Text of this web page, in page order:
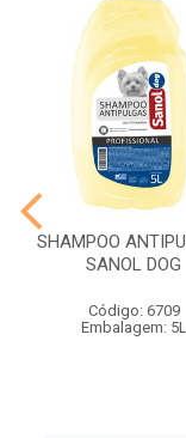
SHAMPOO
SANOL DOG
Código: 6709
Embalagem: 5L